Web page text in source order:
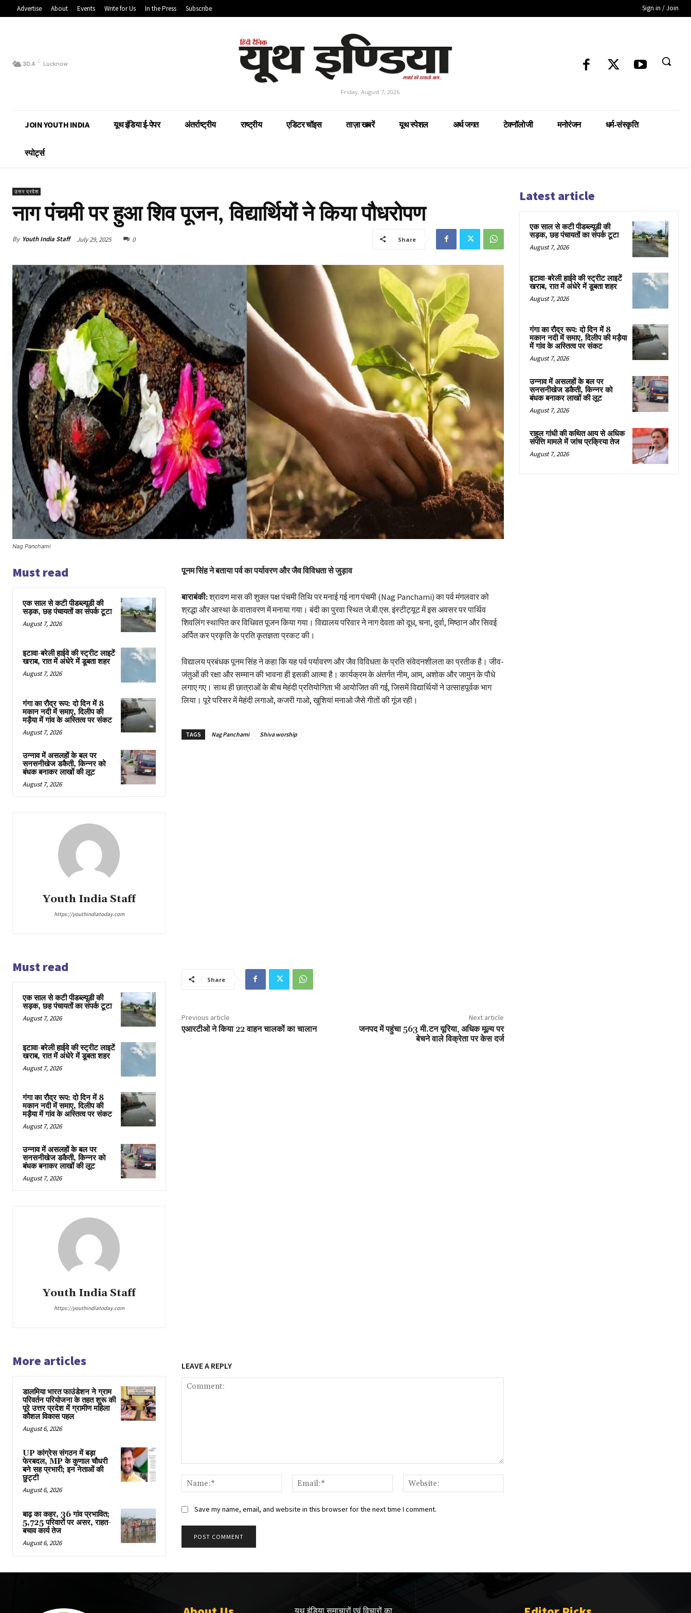
Advertise About Events Write for Us In the Press Subscribe Sign in / Join
30.4 C Lucknow
Friday, August 7, 2026
JOIN YOUTH INDIA यूथ इंडिया ई-पेपर अंतर्राष्ट्रीय राष्ट्रीय एडिटर चॉइस ताज़ा खबरें यूथ स्पेशल अर्थ जगत टेक्नॉलोजी मनोरंजन धर्म-संस्कृति
स्पोर्ट्स
उत्तर प्रदेश
नाग पंचमी पर हुआ शिव पूजन, विद्यार्थियों ने किया पौधरोपण
By Youth India Staff July 29, 2025 0 Share
Nag Panchami
Must read
एक साल से कटी पीडब्ल्यूडी की
सड़क, छह पंचायतों का संपर्क टूटा
August 7, 2026
इटावा-बरेली हाईवे की स्ट्रीट लाइटें
खराब, रात में अंधेरे में डूबता शहर
August 7, 2026
गंगा का रौद्र रूप: दो दिन में 8
मकान नदी में समाए, दिलीप की
मड़ैया में गांव के अस्तित्व पर संकट
August 7, 2026
उन्नाव में असलहों के बल पर
सनसनीखेज डकैती, किन्नर को
बंधक बनाकर लाखों की लूट
August 7, 2026
Youth India Staff
https://youthindiatoday.com
पूनम सिंह ने बताया पर्व का पर्यावरण और जैव विविधता से जुड़ाव
बाराबंकी:श्रावण मास की शुक्ल पक्ष पंचमी तिथि पर मनाई गई नाग पंचमी (Nag Panchami) का पर्व मंगलवार को
श्रद्धा और आस्था के वातावरण में मनाया गया। बंदी का पुरवा स्थित जे.बी.एस. इंस्टीट्यूट में इस अवसर पर पार्थिव
शिवलिंग स्थापित कर विधिवत पूजन किया गया। विद्यालय परिवार ने नाग देवता को दूध, चना, दुर्वा, मिष्ठान और सिवई
अर्पित कर प्रकृति के प्रति कृतज्ञता प्रकट की।
विद्यालय प्रबंधक पूनम सिंह ने कहा कि यह पर्व पर्यावरण और जैव विविधता के प्रति संवेदनशीलता का प्रतीक है। जीव-
जंतुओं की रक्षा और सम्मान की भावना ही इसकी आत्मा है। कार्यक्रम के अंतर्गत नीम, आम, अशोक और जामुन के पौधे
लगाए गए। साथ ही छात्राओं के बीच मेहंदी प्रतियोगिता भी आयोजित की गई, जिसमें विद्यार्थियों ने उत्साहपूर्वक भाग
लिया। पूरे परिसर में मेहंदी लगाओ, कजरी गाओ, खुशियां मनाओ जैसे गीतों की गूंज रही।
TAGS Nag Panchami Shiva worship
Must read
एक साल से कटी पीडब्ल्यूडी की
सड़क, छह पंचायतों का संपर्क टूटा
August 7, 2026
इटावा-बरेली हाईवे की स्ट्रीट लाइटें
खराब, रात में अंधेरे में डूबता शहर
August 7, 2026
गंगा का रौद्र रूप: दो दिन में 8
मकान नदी में समाए, दिलीप की
मड़ैया में गांव के अस्तित्व पर संकट
August 7, 2026
उन्नाव में असलहों के बल पर
सनसनीखेज डकैती, किन्नर को
बंधक बनाकर लाखों की लूट
August 7, 2026
Youth India Staff
https://youthindiatoday.com
Share
Previous article
एआरटीओ ने किया 22 वाहन चालकों का चालान
Next article
जनपद में पहुंचा 563 मी.टन यूरिया, अधिक मूल्य पर
बेचने वाले विक्रेता पर केस दर्ज
More articles
डालमिया भारत फाउंडेशन ने ग्राम
परिवर्तन परियोजना के तहत शुरू की
पूरे उत्तर प्रदेश में ग्रामीण महिला
कौशल विकास पहल
August 6, 2026
UP कांग्रेस संगठन में बड़ा
फेरबदल, MP के कुणाल चौधरी
बने सह प्रभारी; इन नेताओं की
छुट्टी
August 6, 2026
बाढ़ का कहर, 36 गांव प्रभावित;
5,725 परिवारों पर असर, राहत-
बचाव कार्य तेज
August 6, 2026
LEAVE A REPLY
Name:*
Email:*
Save my name, email, and website in this browser for the next time I comment.
Latest article
एक साल से कटी पीडब्ल्यूडी की
सड़क, छह पंचायतों का संपर्क टूटा
August 7, 2026
इटावा-बरेली हाईवे की स्ट्रीट लाइटें
खराब, रात में अंधेरे में डूबता शहर
August 7, 2026
गंगा का रौद्र रूप: दो दिन में 8
मकान नदी में समाए, दिलीप की मड़ैया
में गांव के अस्तित्व पर संकट
August 7, 2026
उन्नाव में असलहों के बल पर
सनसनीखेज डकैती, किन्नर को
बंधक बनाकर लाखों की लूट
August 7, 2026
राहुल गांधी की कथित आय से अधिक
संपत्ति मामले में जांच प्रक्रिया तेज
August 7, 2026
यूथ इंडिया समाचारों एवं विचारों का